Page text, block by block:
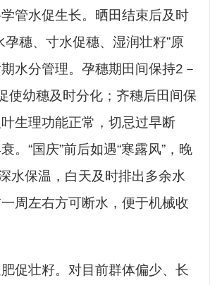
管水促生长。晒田结束后及时
孕穗、寸水促穗、湿润壮籽”原
水分管理。孕穗期田间保持2－
使幼穗及时分化；齐穗后田间保
生理功能正常，切忌过早断
。“国庆”前后如遇“寒露风”，晚
水保温，白天及时排出多余水
周左右方可断水，便于机械收
促壮籽。对目前群体偏少、长